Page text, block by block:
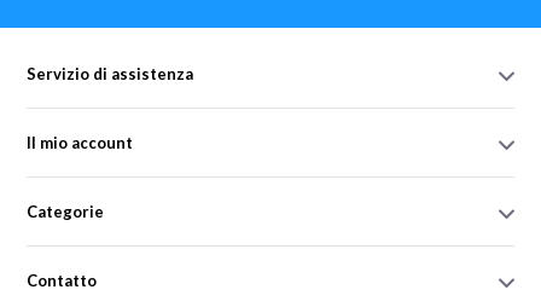
Servizio di assistenza
Il mio account
Categorie
Contatto